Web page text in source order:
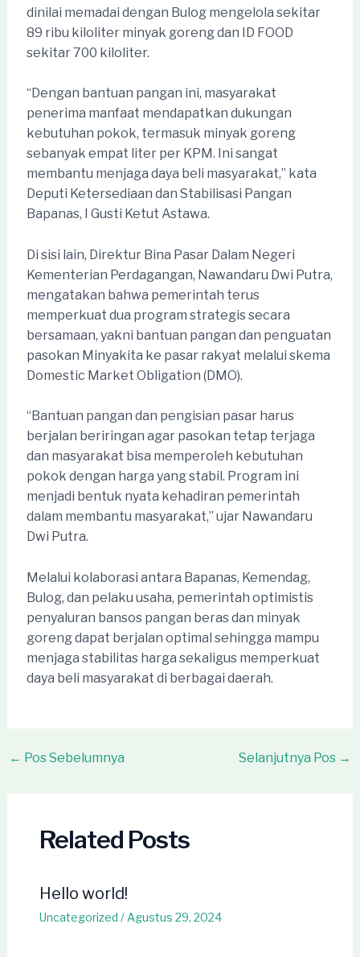
dinilai memadai dengan Bulog mengelola sekitar
89 ribu kiloliter minyak goreng dan ID FOOD
sekitar 700 kiloliter.
“Dengan bantuan pangan ini, masyarakat
penerima manfaat mendapatkan dukungan
kebutuhan pokok, termasuk minyak goreng
sebanyak empat liter per KPM. Ini sangat
membantu menjaga daya beli masyarakat,” kata
Deputi Ketersediaan dan Stabilisasi Pangan
Bapanas, I Gusti Ketut Astawa.
Di sisi lain, Direktur Bina Pasar Dalam Negeri
Kementerian Perdagangan, Nawandaru Dwi Putra,
mengatakan bahwa pemerintah terus
memperkuat dua program strategis secara
bersamaan, yakni bantuan pangan dan penguatan
pasokan Minyakita ke pasar rakyat melalui skema
Domestic Market Obligation (DMO).
“Bantuan pangan dan pengisian pasar harus
berjalan beriringan agar pasokan tetap terjaga
dan masyarakat bisa memperoleh kebutuhan
pokok dengan harga yang stabil. Program ini
menjadi bentuk nyata kehadiran pemerintah
dalam membantu masyarakat,” ujar Nawandaru
Dwi Putra.
Melalui kolaborasi antara Bapanas, Kemendag,
Bulog, dan pelaku usaha, pemerintah optimistis
penyaluran bansos pangan beras dan minyak
goreng dapat berjalan optimal sehingga mampu
menjaga stabilitas harga sekaligus memperkuat
daya beli masyarakat di berbagai daerah.
Post
← Pos Sebelumnya Selanjutnya Pos →
Related Posts
Hello world!
Uncategorized / Agustus 29, 2024